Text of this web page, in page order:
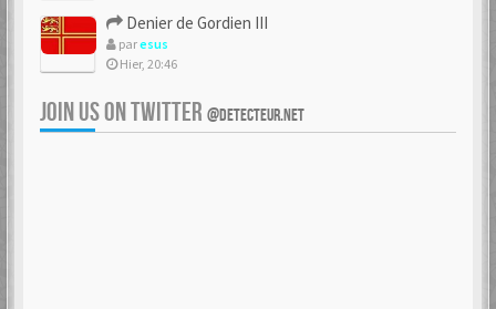
Denier de Gordien III
paresus
Hier, 20:46
JOIN US ON TWITTER @DETECTEUR.NET